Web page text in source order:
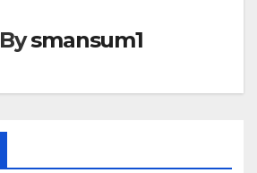
Bysmansum1